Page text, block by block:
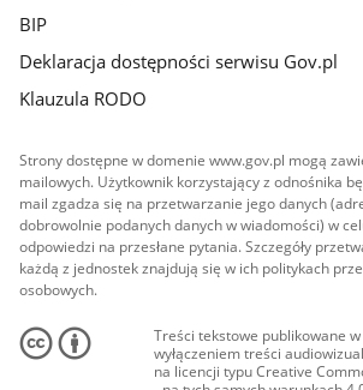
BIP
Deklaracja dostępności serwisu Gov.pl
Klauzula RODO
Strony dostępne w domenie www.gov.pl mogą
mailowych. Użytkownik korzystający z odnośnika
mail zgadza się na przetwarzanie jego danych
dobrowolnie podanych danych w wiadomości) w
odpowiedzi na przesłane pytania. Szczegóły
każdą z jednostek znajdują się w ich politykach
osobowych.
Treści tekstowe publikowane
wyłączeniem treści
na licencji typu Creative